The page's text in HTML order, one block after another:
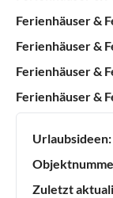
Ferienhäuser &
Ferienhäuser &
Ferienhäuser &
Ferienhäuser &
Urlaubsideen:
Zuletzt